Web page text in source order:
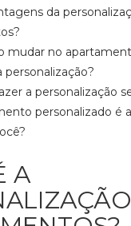
da
mudar no
personalização?
a personalização
personalizado é
A